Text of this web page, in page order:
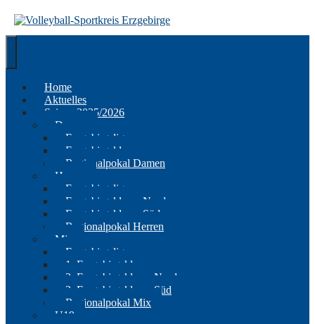
zum
Inhalt
Home
Aktuelles
Saison 2025/2026
Damen
Erzgebirgsliga
Erzgebirgsklasse
Regionalpokal Damen
Herren
Erzgebirgsliga
Erzgebirgsklasse Nord
Erzgebirgsklasse Süd
Regionalpokal Herren
Mix
Erzgebirgsliga
1. Erzgebirgsklasse
2. Erzgebirgsklasse Nord
2. Erzgebirgsklasse Süd
Regionalpokal Mix
U19